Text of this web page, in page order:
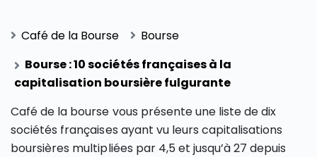
Café de la Bourse
Bourse
Bourse : 10 sociétés françaises à la
capitalisation boursière fulgurante
Café de la bourse vous présente une liste de dix
sociétés françaises ayant vu leurs capitalisations
boursières multipliées par 4,5 et jusqu’à 27 depuis